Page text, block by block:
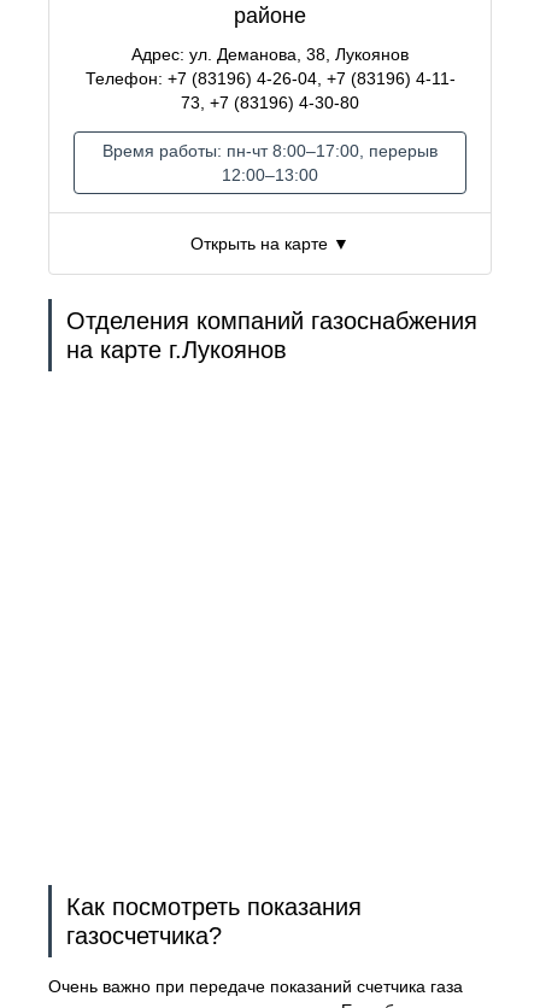
Открыть на карте ▼
районе
Адрес: ул. Деманова, 38, Лукоянов
Телефон: +7 (83196) 4-26-04, +7 (83196) 4-11-
73, +7 (83196) 4-30-80
Время работы: пн-чт 8:00–17:00, перерыв
12:00–13:00
Отделения компаний газоснабжения
на карте г.Лукоянов
Как посмотреть показания
газосчетчика?
Очень важно при передаче показаний счетчика газа